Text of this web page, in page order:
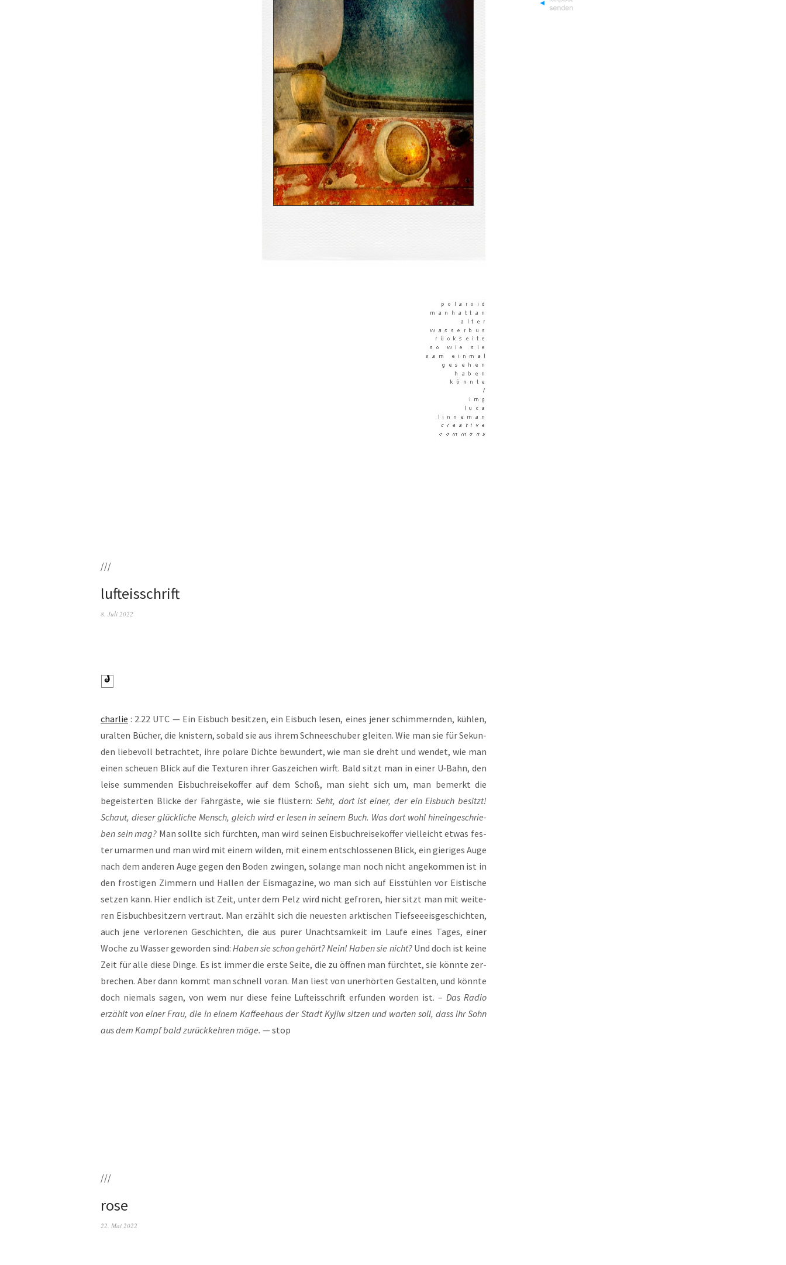
///
lufteisschrift
8. Juli 2022
char­lie : 2.22 UTC — Ein Eis­buch besit­zen, ein Eis­buch lesen, eines jener schim­mern­den, küh­len,
uralten Bücher, die knis­tern, sobald sie aus ihrem Schnee­schu­ber glei­ten. Wie man sie für Sekun­
den lie­be­voll betrach­tet, ihre pola­re Dich­te bewun­dert, wie man sie dreht und wen­det, wie man
einen scheu­en Blick auf die Tex­tu­ren ihrer Gas­zei­chen wirft. Bald sitzt man in einer U‑Bahn, den
lei­se sum­men­den Eis­buch­rei­se­kof­fer auf dem Schoß, man sieht sich um, man bemerkt die
begeis­ter­ten Bli­cke der Fahr­gäs­te, wie sie flüs­tern: Seht, dort ist einer, der ein Eis­buch besitzt!
Schaut, die­ser glück­li­che Mensch, gleich wird er lesen in sei­nem Buch. Was dort wohl hin­ein­ge­schrie­
ben sein mag? Man soll­te sich fürch­ten, man wird sei­nen Eis­buch­rei­se­kof­fer viel­leicht etwas fes­
ter umar­men und man wird mit einem wil­den, mit einem ent­schlos­se­nen Blick, ein gie­ri­ges Auge
nach dem ande­ren Auge gegen den Boden zwin­gen, solan­ge man noch nicht ange­kom­men ist in
den fros­ti­gen Zim­mern und Hal­len der Eis­ma­ga­zi­ne, wo man sich auf Eis­stüh­len vor Eis­ti­sche
set­zen kann. Hier end­lich ist Zeit, unter dem Pelz wird nicht gefro­ren, hier sitzt man mit wei­te­
ren Eis­buch­be­sit­zern ver­traut. Man erzählt sich die neu­es­ten ark­ti­schen Tief­see­eis­ge­schich­ten,
auch jene ver­lo­re­nen Geschich­ten, die aus purer Unacht­sam­keit im Lau­fe eines Tages, einer
Woche zu Was­ser gewor­den sind: Haben sie schon gehört? Nein! Haben sie nicht?Und doch ist kei­ne
Zeit für alle die­se Din­ge. Es ist immer die ers­te Sei­te, die zu öff­nen man fürch­tet, sie könn­te zer­
bre­chen. Aber dann kommt man schnell vor­an. Man liest von uner­hör­ten Gestal­ten, und könn­te
doch nie­mals sagen, von wem nur die­se fei­ne Luft­eis­schrift erfun­den wor­den ist. –Das Radio
erzählt von einer Frau, die in einem Kaf­fee­haus der Stadt Kyjiw sit­zen und war­ten soll, dass ihr Sohn
aus dem Kampf bald zurück­keh­ren möge. — stop
///
rose
22. Mai 2022